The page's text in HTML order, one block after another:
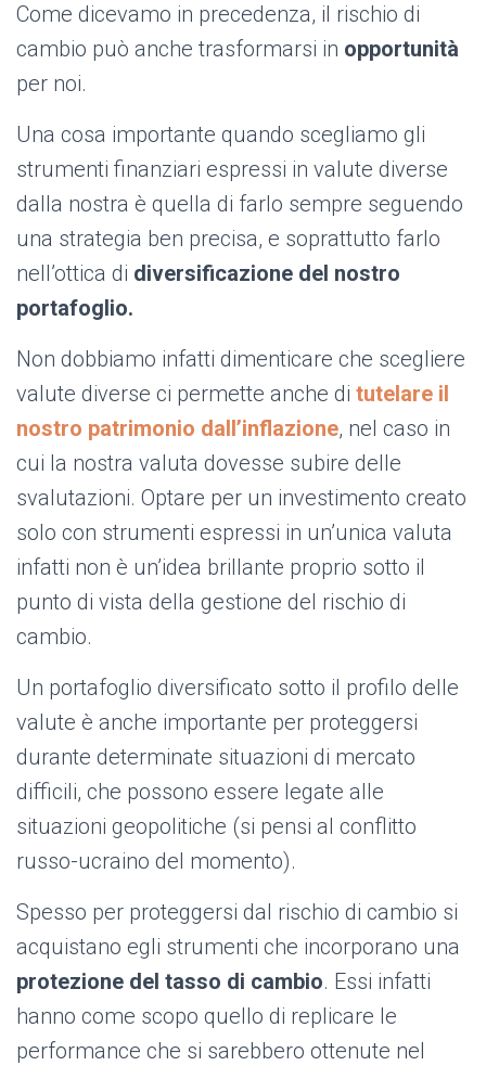
Come dicevamo in precedenza, il rischio di
cambio può anche trasformarsi in opportunità
per noi.
Una cosa importante quando scegliamo gli
strumenti finanziari espressi in valute diverse
dalla nostra è quella di farlo sempre seguendo
una strategia ben precisa, e soprattutto farlo
nell’ottica di diversificazione del nostro
portafoglio.
Non dobbiamo infatti dimenticare che scegliere
valute diverse ci permette anche di tutelare il
nostro patrimonio dall’inflazione, nel caso in
cui la nostra valuta dovesse subire delle
svalutazioni. Optare per un investimento creato
solo con strumenti espressi in un’unica valuta
infatti non è un’idea brillante proprio sotto il
punto di vista della gestione del rischio di
cambio.
Un portafoglio diversificato sotto il profilo delle
valute è anche importante per proteggersi
durante determinate situazioni di mercato
difficili, che possono essere legate alle
situazioni geopolitiche (si pensi al conflitto
russo-ucraino del momento).
Spesso per proteggersi dal rischio di cambio si
acquistano egli strumenti che incorporano una
protezione del tasso di cambio. Essi infatti
hanno come scopo quello di replicare le
performance che si sarebbero ottenute nel